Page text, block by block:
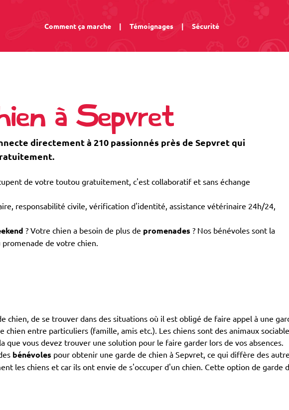
Comment ça marche | Témoignages | Sécurité
à Sepvret
directement à 210 passionnés près de Sepvret qui
de votre toutou gratuitement, c'est collaboratif et sans échange
responsabilité civile, vérification d'identité, assistance vétérinaire 24h/24,
? Votre chien a besoin de plus de promenades ? Nos bénévoles sont la
de votre chien.
chien, de se trouver dans des situations où il est obligé de faire appel à une
chien entre particuliers (famille, amis etc.). Les chiens sont des animaux
que vous devez trouver une solution pour le faire garder lors de vos absences.
bénévoles pour obtenir une garde de chien à Sepvret, ce qui diffère des
les chiens et car ils ont envie de s'occuper d'un chien. Cette option de